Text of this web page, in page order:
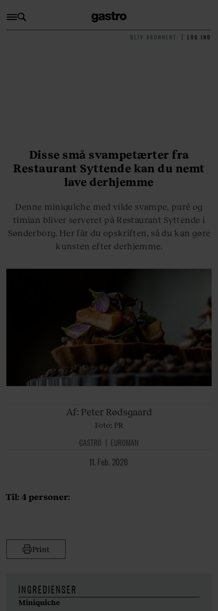
BLIV ABONNENT LOG IND
Disse små svampetærter fra
Restaurant Syttende kan du nemt
lave derhjemme
Denne miniquiche med vilde svampe, puré og
timian bliver serveret på Restaurant Syttende i
Sønderborg. Her får du opskriften, så du kan gøre
kunsten efter derhjemme.
Af: Peter Rødsgaard
Foto: PR
GASTRO EUROMAN
11. Feb. 2026
Til: 4 personer:
Print
INGREDIENSER
Miniquiche